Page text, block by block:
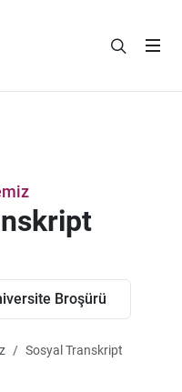
Broşürü
Sosyal Transkript